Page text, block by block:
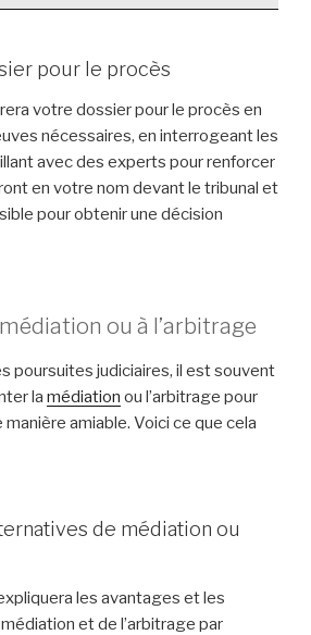
pour le procès
votre dossier pour le procès en
nécessaires, en interrogeant les
avec des experts pour renforcer
en votre nom devant le tribunal et
pour obtenir une décision
ou à l’arbitrage
poursuites judiciaires, il est souvent
la médiation ou l’arbitrage pour
amiable. Voici ce que cela
de médiation ou
les avantages et les
et de l’arbitrage par